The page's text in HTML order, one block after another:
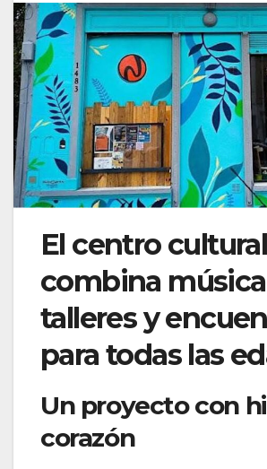
El centro
combina
talleres y
para todas las
Un proyecto con
corazón